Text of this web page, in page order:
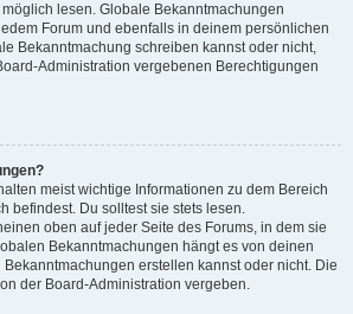
lesen. Globale Bekanntmachungen
Forum und ebenfalls in deinem persönlichen
Bekanntmachung schreiben kannst oder nicht,
Administration vergebenen Berechtigungen
meist wichtige Informationen zu dem Bereich
befindest. Du solltest sie stets lesen.
oben auf jeder Seite des Forums, in dem sie
Bekanntmachungen hängt es von deinen
erstellen kannst oder nicht. Die
der Board-Administration vergeben.